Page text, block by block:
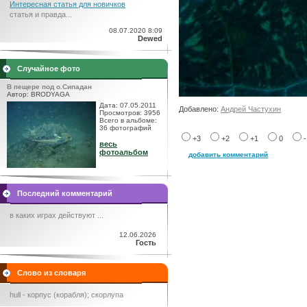
Интересная статья для новичков
статья и правда...
08.07.2020 8:09
Dewed
Случайное фото
В пещере под о.Сипадан
Автор: BRODYAGA
Дата: 07.05.2011
Просмотров: 3956
Всего в альбоме:
36 фотографий
весь
фотоальбом
Последний комментарий
в каких играх действуют ...
12.06.2026
Гость
Слово из словаря
hull - корпус (корабля); скорлупа
Добавлено: Андрей Частухин
+3 +2 +1 0
добавить комментарий